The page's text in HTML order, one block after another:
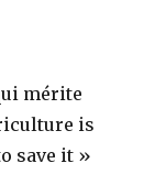
mérite
is
save it »